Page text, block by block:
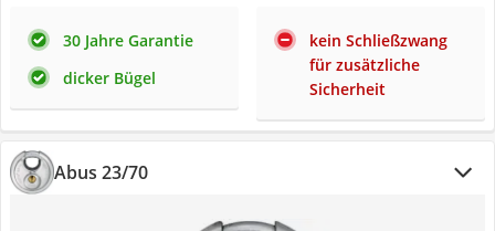
30 Jahre Garantie
dicker Bügel
kein Schließzwang
für zusätzliche
Sicherheit
Abus 23/70